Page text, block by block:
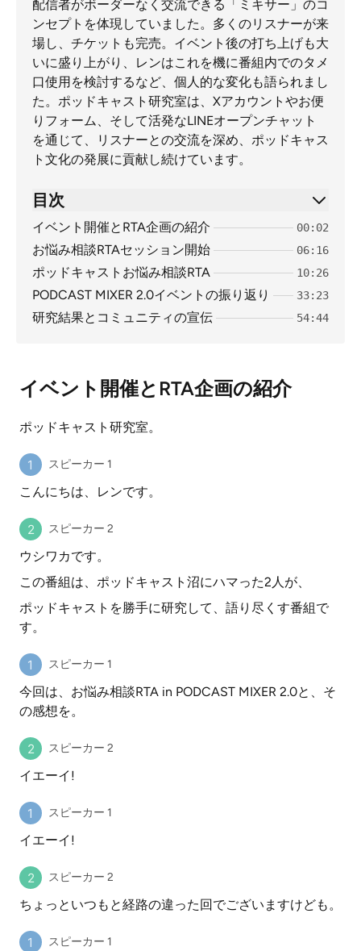
配信者がボーダーなく交流できる「ミキサー」のコ
ンセプトを体現していました。多くのリスナーが来
場し、チケットも完売。イベント後の打ち上げも大
いに盛り上がり、レンはこれを機に番組内でのタメ
口使用を検討するなど、個人的な変化も語られまし
た。ポッドキャスト研究室は、Xアカウントやお便
りフォーム、そして活発なLINEオープンチャット
を通じて、リスナーとの交流を深め、ポッドキャス
ト文化の発展に貢献し続けています。
目次
イベント開催とRTA企画の紹介 00:02
お悩み相談RTAセッション開始 06:16
ポッドキャストお悩み相談RTA 10:26
PODCAST MIXER 2.0イベントの振り返り 33:23
研究結果とコミュニティの宣伝 54:44
イベント開催とRTA企画の紹介
ポッドキャスト研究室。
スピーカー 1
こんにちは、レンです。
スピーカー 2
ウシワカです。
この番組は、ポッドキャスト沼にハマった2人が、
ポッドキャストを勝手に研究して、語り尽くす番組で
す。
スピーカー 1
今回は、お悩み相談RTA in PODCAST MIXER 2.0と、そ
の感想を。
スピーカー 2
イエーイ!
スピーカー 1
イエーイ!
スピーカー 2
ちょっといつもと経路の違った回でございますけども。
スピーカー 1